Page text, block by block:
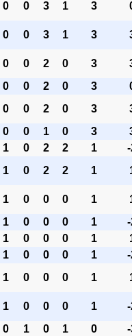
0 0 3 1 3
0 0 3 1 3
0 0 2 0 3
0 0 2 0 3
0 0 2 0 3
0 0 1 0 3
1 0 2 2 1
1 0 2 2 1
1 0 0 0 1
1 0 0 0 1
1 0 0 0 1
1 0 0 0 1
1 0 0 0 1
1 0 0 0 1
0 1 0 1 0